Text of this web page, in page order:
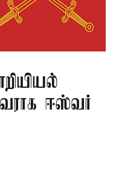
ஈஸ்வர்